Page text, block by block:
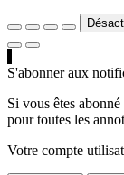
S'abonner aux
Si vous êtes
pour toutes les
Votre compte